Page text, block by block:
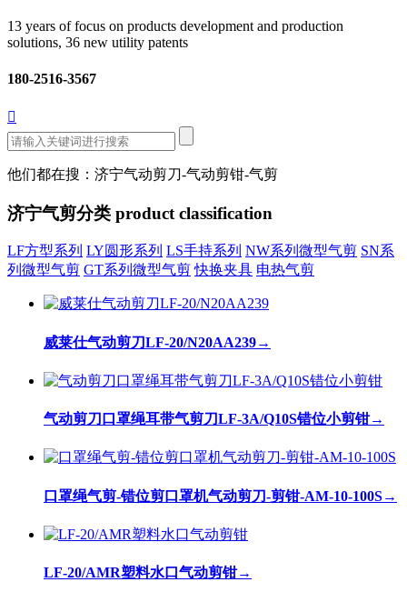
13 years of focus on products development and production
solutions, 36 new utility patents
180-2516-3567

他们都在搜：济宁气动剪刀-气动剪钳-气剪
济宁气剪分类 product classification
LF方型系列 LY圆形系列 LS手持系列 NW系列微型气剪 SN系
列微型气剪 GT系列微型气剪 快换夹具 电热气剪
威莱仕气动剪刀LF-20/N20AA239→
气动剪刀口罩绳耳带气剪刀LF-3A/Q10S错位小剪钳→
口罩绳气剪-错位剪口罩机气动剪刀-剪钳-AM-10-100S→
LF-20/AMR塑料水口气动剪钳→